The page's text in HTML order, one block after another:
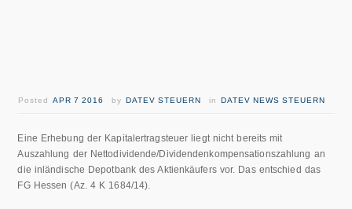
PostedAPR 7 2016 byDATEV STEUERN inDATEV NEWS STEUERN
Eine Erhebung der Kapitalertragsteuer liegt nicht bereits mit
Auszahlung der Nettodividende/Dividendenkompensationszahlung an
die inländische Depotbank des Aktienkäufers vor. Das entschied das
FG Hessen (Az. 4 K 1684/14).